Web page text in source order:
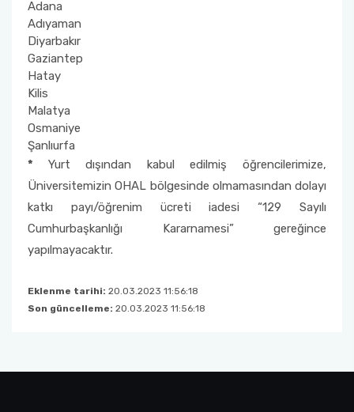
Adana
Adıyaman
Diyarbakır
Gaziantep
Hatay
Kilis
Malatya
Osmaniye
Şanlıurfa
* Yurt dışından kabul edilmiş öğrencilerimize,
Üniversitemizin OHAL bölgesinde olmamasından dolayı
katkı payı/öğrenim ücreti iadesi “129 Sayılı
Cumhurbaşkanlığı Kararnamesi” gereğince
yapılmayacaktır.
Eklenme tarihi: 20.03.2023 11:56:18
Son güncelleme: 20.03.2023 11:56:18